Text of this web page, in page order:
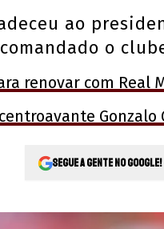
ao
o
renovar com Real
Gonzalo
Segue a gente no Google!